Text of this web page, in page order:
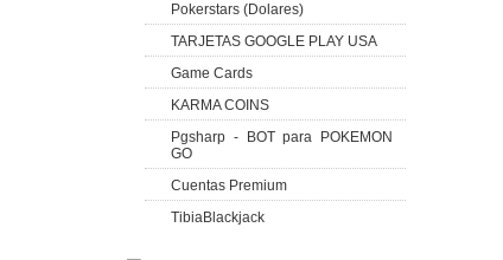
Pokerstars (Dolares)
TARJETAS GOOGLE PLAY USA
Game Cards
KARMA COINS
Pgsharp - BOT para POKEMON
GO
Cuentas Premium
TibiaBlackjack